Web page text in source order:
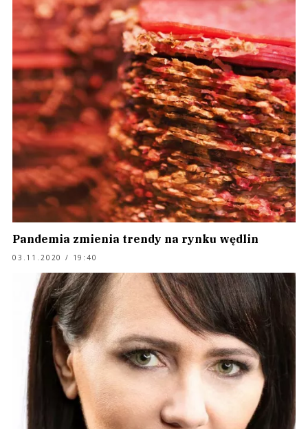
Pandemia zmienia trendy na rynku wędlin
03.11.2020 / 19:40